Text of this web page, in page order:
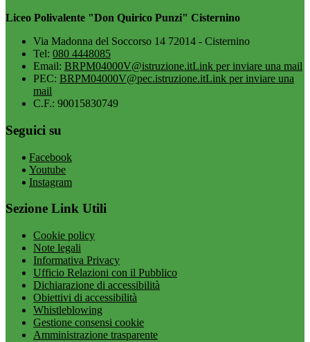
Liceo Polivalente "Don Quirico Punzi" Cisternino
Via Madonna del Soccorso 14 72014 - Cisternino
Tel: 080 4448085
Email: BRPM04000V@istruzione.itLink per inviare una mail
PEC: BRPM04000V@pec.istruzione.itLink per inviare una
mail
C.F.: 90015830749
Seguici su
Facebook
Youtube
Instagram
Sezione Link Utili
Cookie policy
Note legali
Informativa Privacy
Ufficio Relazioni con il Pubblico
Dichiarazione di accessibilità
Obiettivi di accessibilità
Whistleblowing
Gestione consensi cookie
Amministrazione trasparente